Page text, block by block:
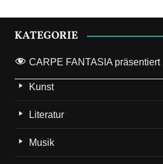
KATEGORIE
CARPE FANTASIA präsentiert
Kunst
Literatur
Musik